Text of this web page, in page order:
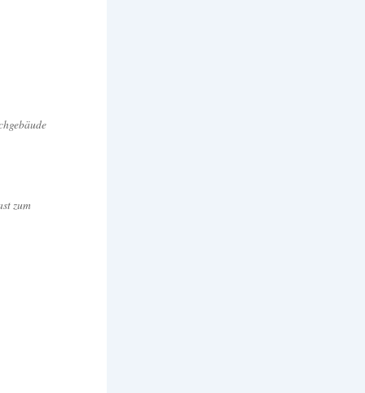
zum